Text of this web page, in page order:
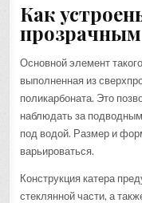
Как
Основной элемент
выполненная из
поликарбоната. Это
наблюдать за
под водой. Размер и
варьироваться.
Конструкция катера
стеклянной части, а